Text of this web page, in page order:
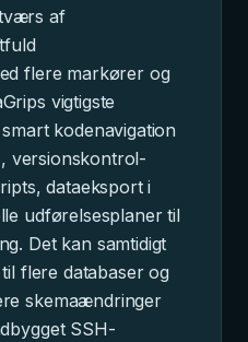
af
flere markører og
vigtigste
kodenavigation
versionskontrol-
dataeksport i
udførelsesplaner til
Det kan samtidigt
flere databaser og
skemaændringer
SSH-